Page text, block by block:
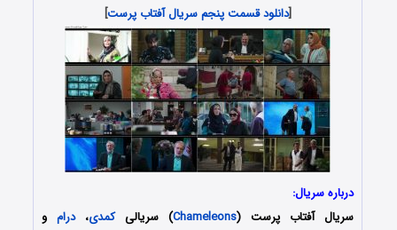
[دانلود قسمت پنجم سریال آفتاب پرست]
درباره سریال:
سریال آفتاب پرست (Chameleons) سریالیکمدی،درامو